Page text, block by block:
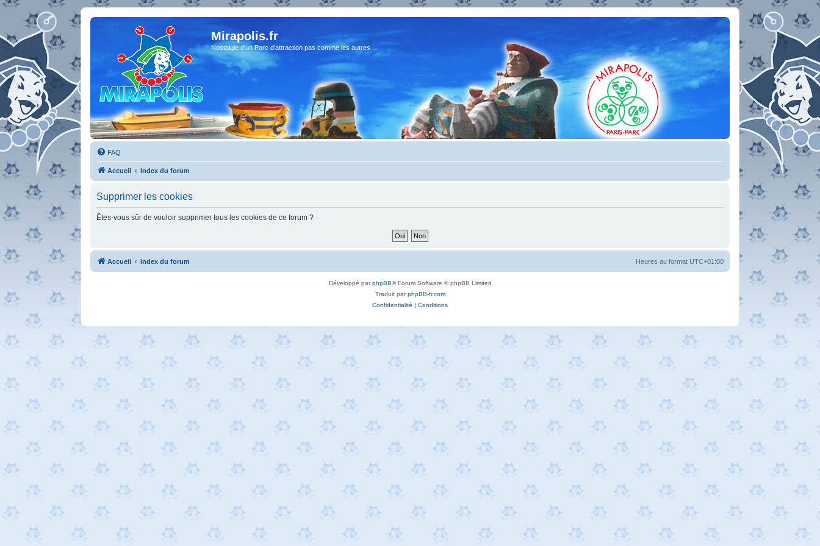
Mirapolis.fr
Nostalgie d'un Parc d'attraction pas comme les autres
FAQ
Accueil Index du forum
Supprimer les cookies
Êtes-vous sûr de vouloir supprimer tous les cookies de ce forum ?
Accueil Index du forum Heures au format UTC+01:00
Développé parphpBB® Forum Software © phpBB Limited
Traduit parphpBB-fr.com
Confidentialité | Conditions